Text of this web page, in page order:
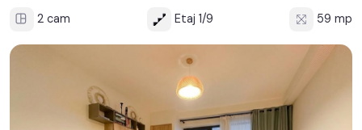
2 cam Etaj 1/9 59 mp